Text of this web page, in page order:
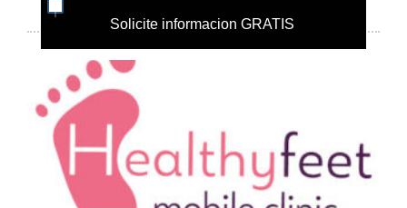
Solicite informacion GRATIS